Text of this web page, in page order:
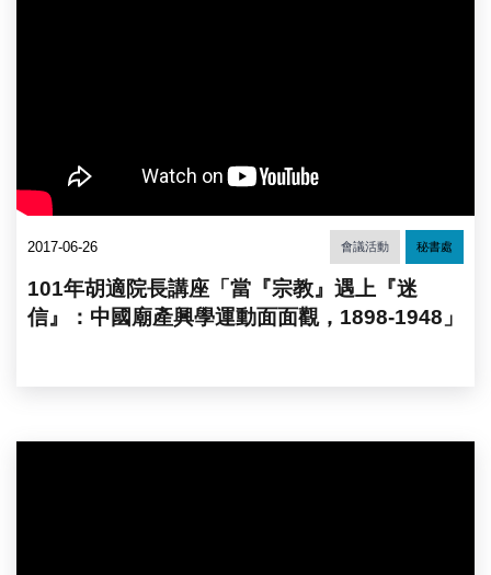
2017-06-26 會議活動 秘書處
101年胡適院長講座「當『宗教』遇上『迷
信』：中國廟產興學運動面面觀，1898-1948」